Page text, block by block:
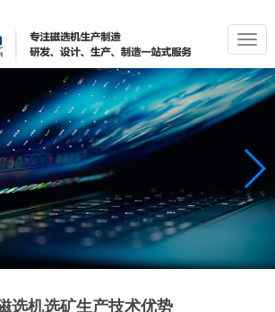
切
换
导
航
选机选矿生产技术优势